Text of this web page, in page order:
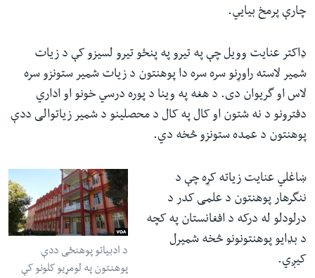
چارې پرمخ بیایي.
ډاکتر عنايت وویل چې په تیرو په پنځو تیرو لسیزو کې د زیات
شمیر لاسته راوړنو سره سره دا پوهنتون د زیات شمیر ستونزو سره
لاس او گریوان دی. د هغه په وینا د پوره درسي خونو او اداري
دفترونو د نه شتون او کال په کال د محصلینو د شمیر زیاتوالی ددې
پوهنتون د عمده ستونزو څخه دي.
د ادبیاتو پوهنځی ددې
پوهنتون په لومړیو کلونو کې
ښاغلي عنایت زیاته کړه چې د
ننگرهار پوهنتون د علمی کدر د
درلودلو له درکه د افغانستان په کچه
د بډایو پوهنتونونو څخه شمیرل
کیږي.